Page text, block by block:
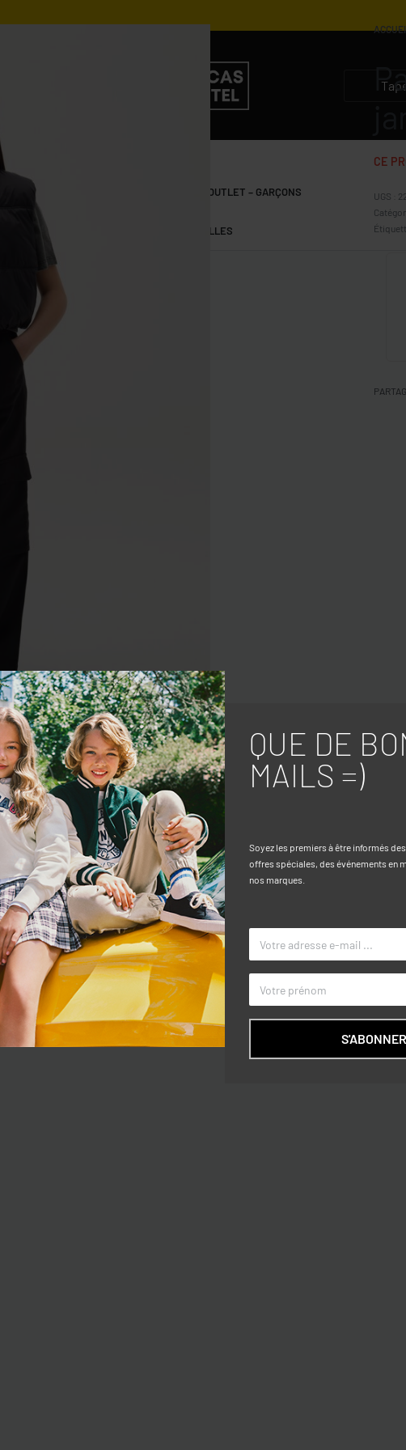
OUTLET – GARÇONS
FILLES 10-15 ANS OUTLET – FILLES
3.900
CE
viscose et de coton. Bande de taille
à l’avant et deux poches de patch
et de bouton.
TAILLE
COULEUR
QUE DE
MAILS =)
Soyez les premiers à être informés
offres spéciales, des événements en
nos marques.
S'ABONNER